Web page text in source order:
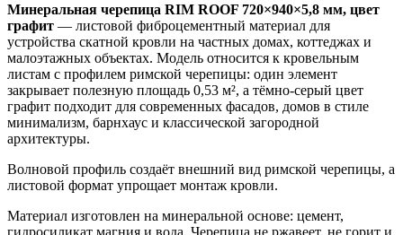
Минеральная черепица RIM ROOF 720×940×5,8 мм, цвет
графит — листовой фиброцементный материал для
устройства скатной кровли на частных домах, коттеджах и
малоэтажных объектах. Модель относится к кровельным
листам с профилем римской черепицы: один элемент
закрывает полезную площадь 0,53 м², а тёмно-серый цвет
графит подходит для современных фасадов, домов в стиле
минимализм, барнхаус и классической загородной
архитектуры.
Волновой профиль создаёт внешний вид римской черепицы, а
листовой формат упрощает монтаж кровли.
Материал изготовлен на минеральной основе: цемент,
гидросиликат магния и вода. Черепица не ржавеет, не горит и